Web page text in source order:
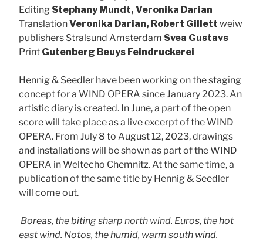
Editing Stephany Mundt, Veronika Darian
TranslationVeronika Darian, Robert Gillett weiw
publishers Stralsund Amsterdam Svea Gustavs
Print Gutenberg Beuys Feindruckerei
Hennig & Seedler have been working on the staging
concept for a WIND OPERA since January 2023. An
artistic diary is created. In June, a part of the open
score will take place as a live excerpt of the WIND
OPERA. From July 8 to August 12, 2023, drawings
and installations will be shown as part of the WIND
OPERA in Weltecho Chemnitz. At the same time, a
publication of the same title by Hennig & Seedler
will come out.
Boreas, the biting sharp north wind. Euros, the hot
east wind. Notos, the humid, warm south wind.